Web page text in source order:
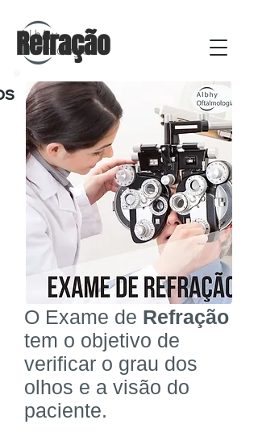
Refração
O Exame de Refração
tem o objetivo de
verificar o grau dos
olhos e a visão do
paciente.